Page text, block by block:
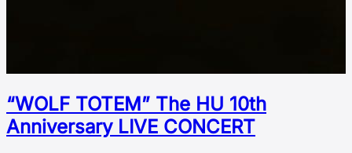
“WOLF TOTEM” The HU 10th
Аnniversary LIVE CONCERT